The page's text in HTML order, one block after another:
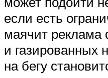
если есть
маячит реклама
и газированных
на бегу